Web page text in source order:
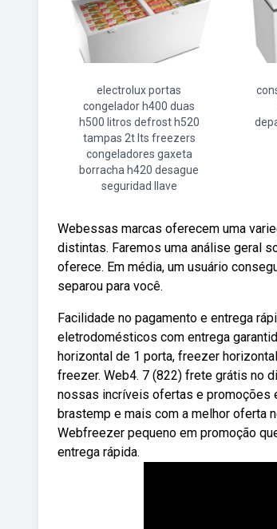
electrolux portas
congelador h400 duas
h500 litros defrost h520
tampas 2t lts freezers
congeladores gaxeta
borracha h420 desague
seguridad llave
Webessas marcas oferecem uma
distintas. Faremos uma análise geral
oferece. Em média, um usuário
separou para você.
Facilidade no pagamento e entrega
eletrodomésticos com entrega
horizontal de 1 porta, freezer
freezer. Web4. 7 (822) frete grátis no
nossas incríveis ofertas e promoções
brastemp e mais com a melhor oferta
Webfreezer pequeno em promoção
entrega rápida.